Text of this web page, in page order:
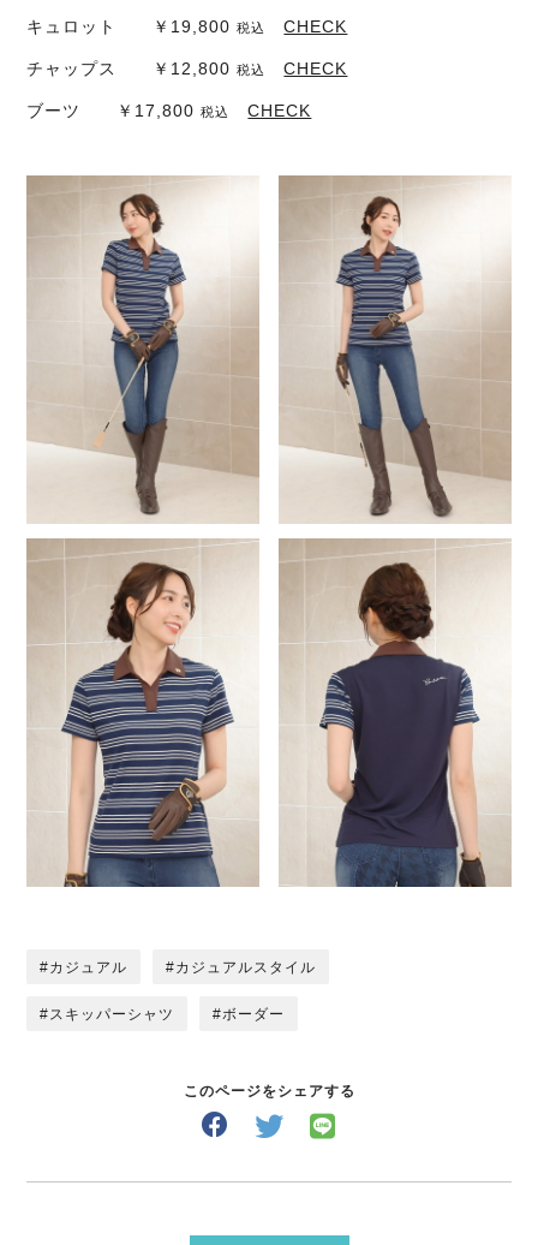
キュロット ￥19,800税込 CHECK
チャップス ￥12,800税込 CHECK
ブーツ ￥17,800税込 CHECK
カジュアル カジュアルスタイル
スキッパーシャツ ボーダー
このページをシェアする